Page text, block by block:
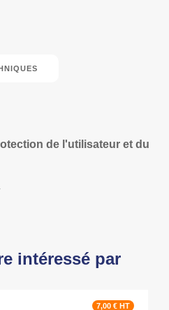
de l'utilisateur et du
intéressé par
7,00 € HT